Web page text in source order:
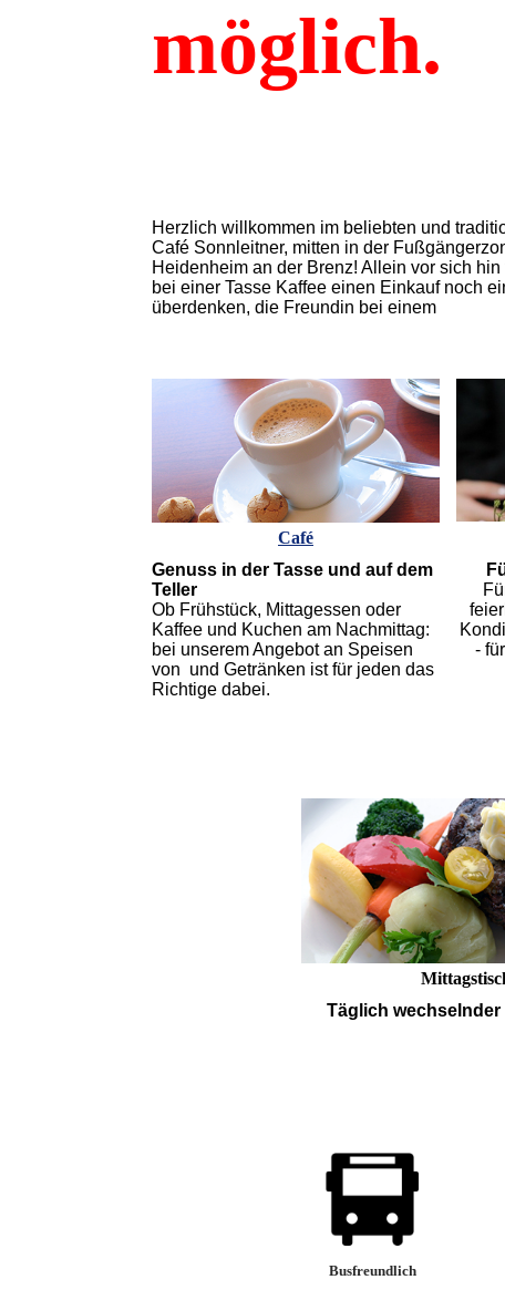
möglich.
Herzlich willkommen im beliebten und
Café Sonnleitner, mitten in der
Heidenheim an der Brenz! Allein vor sich hin
bei einer Tasse Kaffee einen Einkauf noch
überdenken, die Freundin bei einem
Café
Genuss in der Tasse und auf dem
Teller
Ob Frühstück, Mittagessen oder
Kaffee und Kuchen am Nachmittag:
bei unserem Angebot an Speisen
von und Getränken ist für jeden das
Richtige dabei.
-
Täglich
Busfreundlich